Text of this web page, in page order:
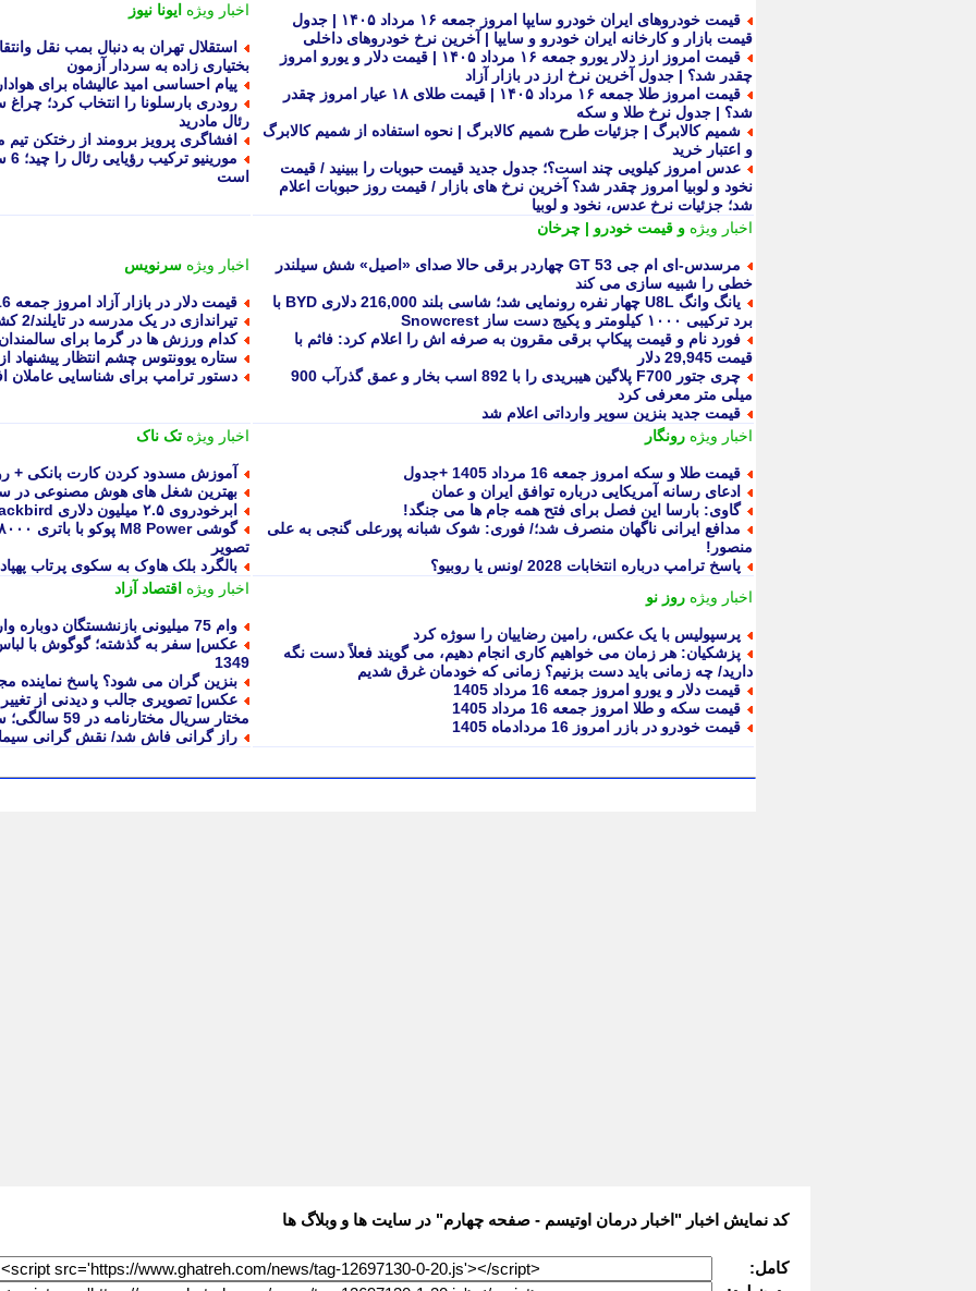
قیمت خودروهای ایران خودرو سایپا امروز جمعه ۱۶ مرداد ۱۴۰۵ | جدول
قیمت بازار و کارخانه ایران خودرو و سایپا | آخرین نرخ خودروهای داخلی
قیمت امروز ارز دلار یورو جمعه ۱۶ مرداد ۱۴۰۵ | قیمت دلار و یورو امروز
چقدر شد؟ | جدول آخرین نرخ ارز در بازار آزاد
قیمت امروز طلا جمعه ۱۶ مرداد ۱۴۰۵ | قیمت طلای ۱۸ عیار امروز چقدر
شد؟ | جدول نرخ طلا و سکه
شمیم کالابرگ | جزئیات طرح شمیم کالابرگ | نحوه استفاده از شمیم کالابرگ
و اعتبار خرید
عدس امروز کیلویی چند است؟؛ جدول جدید قیمت حبوبات را ببینید / قیمت
نخود و لوبیا امروز چقدر شد؟ آخرین نرخ های بازار / قیمت روز حبوبات اعلام
شد؛ جزئیات نرخ عدس، نخود و لوبیا
اخبار ویژه ایونا نیوز
استقلال تهران به دنبال بمب نقل
بختیاری زاده به سردار آزمون
پیام احساسی امید عالیشاه برای
رودری بارسلونا را انتخاب کرد؛
رئال مادرید
افشاگری پرویز برومند از رختکن تیم
است
اخبار ویژه و قیمت خودرو | چرخان
مرسدس‑ای ام جی GT 53 چهاردر برقی حالا صدای «اصیل» شش سیلندر
خطی را شبیه سازی می کند
یانگ وانگ U8L چهار نفره رونمایی شد؛ شاسی بلند 216,000 دلاری BYD با
برد ترکیبی ۱۰۰۰ کیلومتر و پکیج دست ساز Snowcrest
فورد نام و قیمت پیکاپ برقی مقرون به صرفه اش را اعلام کرد: فاثم با
قیمت 29,945 دلار
چری جتور F700 پلاگین هیبریدی را با 892 اسب بخار و عمق گذرآب 900
میلی متر معرفی کرد
قیمت جدید بنزین سوپر وارداتی اعلام شد
اخبار ویژه سرنویس
قیمت دلار در بازار آزاد امروز جمعه 16 مرداد 1405
تیراندازی در یک مدرسه در تایلند/2 کشته و 15 مجروح
کدام ورزش ها در گرما برای
ستاره یوونتوس چشم انتظار پیشنهاد
دستور ترامپ برای شناسایی عاملان
اخبار ویژه رونگار
قیمت طلا و سکه امروز جمعه 16 مرداد 1405 +جدول
ادعای رسانه آمریکایی درباره توافق ایران و عمان
گاوی: بارسا این فصل برای فتح همه جام ها می جنگد!
مدافع ایرانی ناگهان منصرف شد؛/ فوری: شوک شبانه پورعلی گنجی به علی
منصور!
پاسخ ترامپ درباره انتخابات 2028 /ونس یا روبیو؟
اخبار ویژه تک ناک
آموزش مسدود کردن کارت بانکی +
بهترین شغل های هوش مصنوعی در سال
ابرخودروی ۲.۵ میلیون دلاری Blackbird هنسی رونمایی شد + تصویر
تصویر
بالگرد بلک هاوک به سکوی پرتاب
اخبار ویژه روز نو
پرسپولیس با یک عکس، رامین رضاییان را سوژه کرد
پزشکیان: هر زمان می خواهیم کاری انجام دهیم، می گویند فعلاً دست نگه
دارید/ چه زمانی باید دست بزنیم؟ زمانی که خودمان غرق شدیم
قیمت دلار و یورو امروز جمعه 16 مرداد 1405
قیمت سکه و طلا امروز جمعه 16 مرداد 1405
قیمت خودرو در بازر امروز 16 مردادماه 1405
اخبار ویژه اقتصاد آزاد
وام 75 میلیونی بازنشستگان دوباره واریز شد / چه کسانی پول گرفتند؟
1349
بنزین گران می شود؟ پاسخ نماینده
عکس| تصویری جالب و دیدنی از
مختار سریال مختارنامه در 59 سالگی؛ سال 1404
راز گرانی فاش شد/ نقش گرانی
کد نمایش اخبار "اخبار درمان اوتیسم - صفحه چهارم" در سایت ها و وبلاگ ها
کامل: